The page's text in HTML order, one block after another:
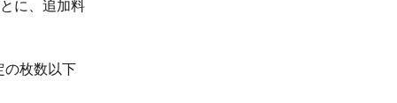
に、追加料
の枚数以下